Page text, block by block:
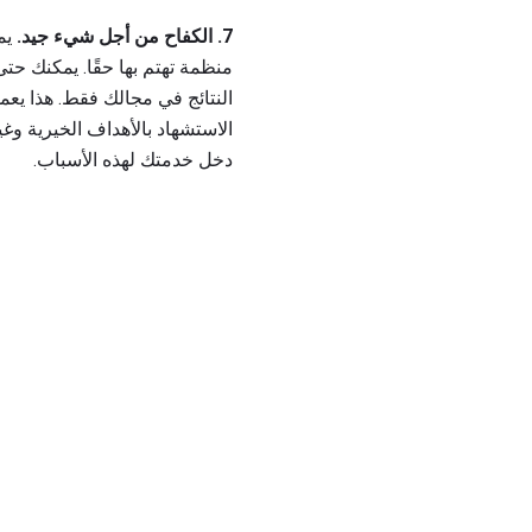
7. الكفاح من أجل شيء جيد.
منظمة تهتم بها حقًا.
النتائج في مجالك فقط. هذا
الاستشهاد بالأهداف الخيرية
دخل خدمتك لهذه الأسباب.